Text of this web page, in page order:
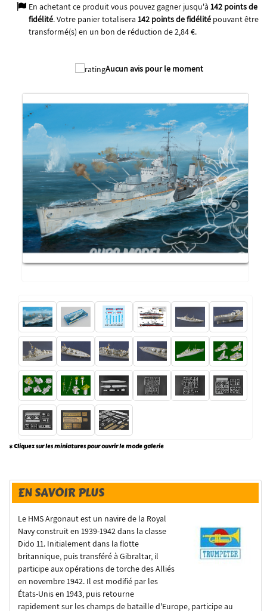
En achetant ce produit vous pouvez gagner jusqu'à 142points de
fidélité. Votre panier totalisera 142points de fidélitépouvant être
transformé(s) en un bon de réduction de2,84 €.
Aucun avis pour le moment
2025
* Cliquez sur les miniatures pour ouvrir le mode galerie
EN SAVOIR PLUS
Le HMS Argonaut est un navire de la Royal
Navy construit en 1939-1942 dans la classe
Dido 11. Initialement dans la flotte
britannique, puis transféré à Gibraltar, il
participe aux opérations de torche des Alliés
en novembre 1942. Il est modifié par les
États-Unis en 1943, puis retourne
rapidement sur les champs de bataille d'Europe, participe au